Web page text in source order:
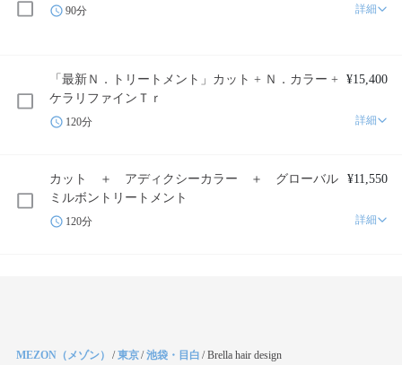
90分 詳細
「最新Ｎ．トリートメント」カット + Ｎ．カラー +
ケラリファインＴｒ
¥15,400
120分 詳細
カット ＋ アディクシーカラー ＋ グローバル
ミルボントリートメント
¥11,550
120分 詳細
MEZON（メゾン） /東京/池袋・目白 /Brella hair design